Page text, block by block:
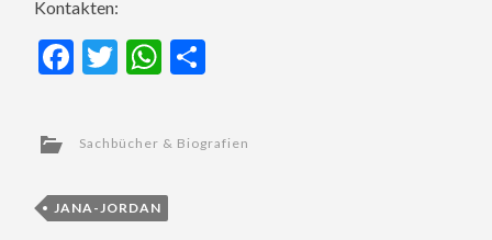
Kontakten:
Facebook
TwitterWhatsApp
Sachbücher & Biografien
JANA-JORDAN